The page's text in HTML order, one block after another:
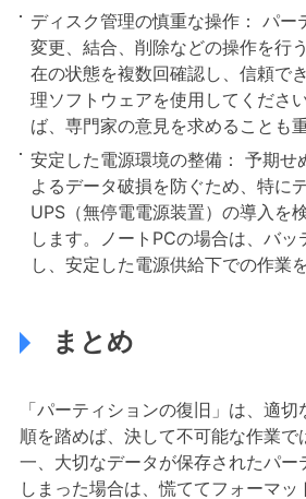
ディスク管理の慎重な操作： パー
変更、結合、削除などの操作を行
在の状態を複数回確認し、信頼で
理ソフトウェアを使用してくださ
ば、専門家の意見を求めることも重
安定した電源環境の整備： 予期せ
よるデータ破損を防ぐため、特に
UPS（無停電電源装置）の導入を
します。ノートPCの場合は、バ
し、安定した電源供給下での作業
まとめ
「パーティションの復旧」は、適
順を踏めば、決して不可能な作業で
一、大切なデータが保存されたパー
しまった場合は、慌ててフォーマッ